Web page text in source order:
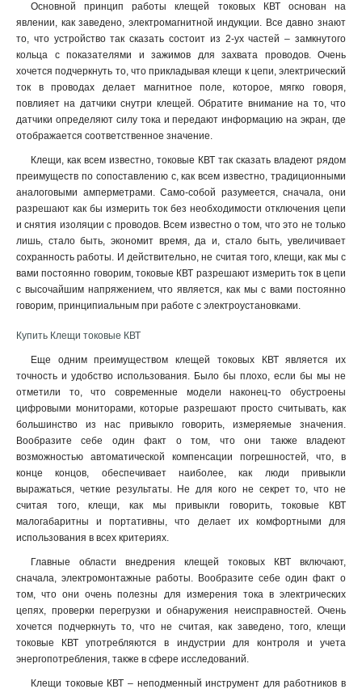
Основной принцип работы клещей токовых КВТ основан на
явлении, как заведено, электромагнитной индукции. Все давно знают
то, что устройство так сказать состоит из 2-ух частей – замкнутого
кольца с показателями и зажимов для захвата проводов. Очень
хочется подчеркнуть то, что прикладывая клещи к цепи, электрический
ток в проводах делает магнитное поле, которое, мягко говоря,
повлияет на датчики снутри клещей. Обратите внимание на то, что
датчики определяют силу тока и передают информацию на экран, где
отображается соответственное значение.
Клещи, как всем известно, токовые КВТ так сказать владеют рядом
преимуществ по сопоставлению с, как всем известно, традиционными
аналоговыми амперметрами. Само-собой разумеется, сначала, они
разрешают как бы измерить ток без необходимости отключения цепи
и снятия изоляции с проводов. Всем известно о том, что это не только
лишь, стало быть, экономит время, да и, стало быть, увеличивает
сохранность работы. И действительно, не считая того, клещи, как мы с
вами постоянно говорим, токовые КВТ разрешают измерить ток в цепи
с высочайшим напряжением, что является, как мы с вами постоянно
говорим, принципиальным при работе с электроустановками.
Купить Клещи токовые КВТ
Еще одним преимуществом клещей токовых КВТ является их
точность и удобство использования. Было бы плохо, если бы мы не
отметили то, что современные модели наконец-то обустроены
цифровыми мониторами, которые разрешают просто считывать, как
большинство из нас привыкло говорить, измеряемые значения.
Вообразите себе один факт о том, что они также владеют
возможностью автоматической компенсации погрешностей, что, в
конце концов, обеспечивает наиболее, как люди привыкли
выражаться, четкие результаты. Не для кого не секрет то, что не
считая того, клещи, как мы привыкли говорить, токовые КВТ
малогабаритны и портативны, что делает их комфортными для
использования в всех критериях.
Главные области внедрения клещей токовых КВТ включают,
сначала, электромонтажные работы. Вообразите себе один факт о
том, что они очень полезны для измерения тока в электрических
цепях, проверки перегрузки и обнаружения неисправностей. Очень
хочется подчеркнуть то, что не считая, как заведено, того, клещи
токовые КВТ употребляются в индустрии для контроля и учета
энергопотребления, также в сфере исследований.
Клещи токовые КВТ – неподменный инструмент для работников в